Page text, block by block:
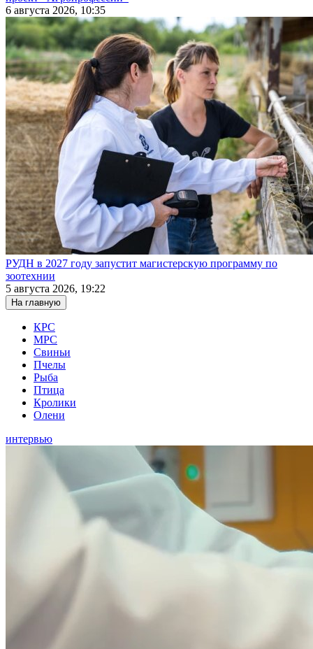
6 августа 2026, 10:35
РУДН в 2027 году запустит магистерскую программу по
зоотехнии
5 августа 2026, 19:22
На главную
КРС
МРС
Свиньи
Пчелы
Рыба
Птица
Кролики
Олени
интервью